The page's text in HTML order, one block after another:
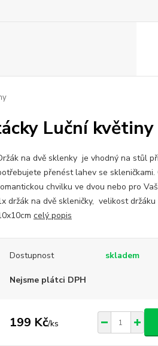
Luční květiny
na dvě sklenky je vhodný na stůl
přenést lahev se
chvilku ve dvou nebo pro
držák na dvě skleničky, velikost
celý popis
Dostupnost skladem
Nejsme plátci DPH
199 Kč/ks